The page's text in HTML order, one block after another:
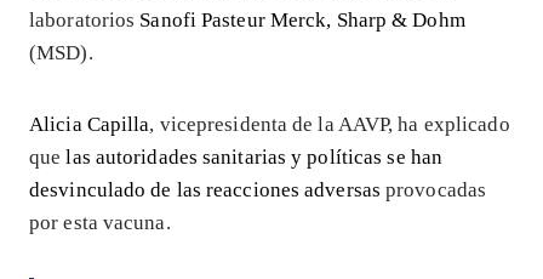
laboratorios Sanofi Pasteur Merck, Sharp & Dohm
(MSD).
Alicia Capilla, vicepresidenta de la AAVP, ha explicado
quelas autoridades sanitarias y políticas se han
desvinculado de las reacciones adversas provocadas
por esta vacuna.